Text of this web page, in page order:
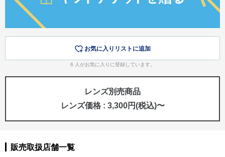
お気に入りリストに追加
6 人がお気に入りに登録しています。
レンズ別売商品
レンズ価格 : 3,300円(税込)〜
販売取扱店舗一覧